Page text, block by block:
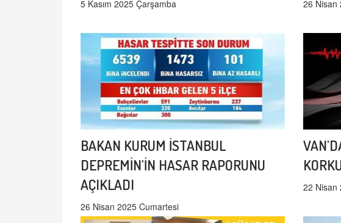
5 Kasım 2025 Çarşamba 26 Nisan
BAKAN KURUM İSTANBUL
DEPREMİN'İN HASAR RAPORUNU
AÇIKLADI
26 Nisan 2025 Cumartesi
22 Nisan